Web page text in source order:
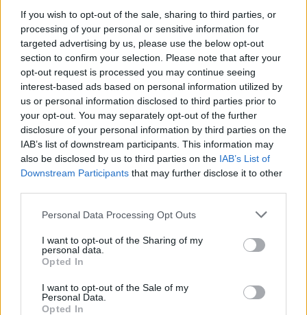
If you wish to opt-out of the sale, sharing to third parties, or
processing of your personal or sensitive information for
targeted advertising by us, please use the below opt-out
section to confirm your selection. Please note that after your
opt-out request is processed you may continue seeing
interest-based ads based on personal information utilized by
us or personal information disclosed to third parties prior to
your opt-out. You may separately opt-out of the further
disclosure of your personal information by third parties on the
IAB’s list of downstream participants. This information may
also be disclosed by us to third parties on the IAB’s List of
Downstream Participants that may further disclose it to other
Please note that this website/app uses one or more Google
not limited to your visit or usage behaviour. You may click to
grant or deny consent to Google and its third-party tags to
use your data for below specified purposes in below Google
consent section.
Personal Data Processing Opt Outs
I want to opt-out of the Sharing of my
personal data.
Opted In
I want to opt-out of the Sale of my
Personal Data.
Opted In